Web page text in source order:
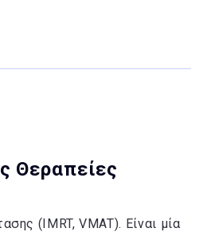
Θεραπείες
(IMRT, VMAT). Είναι μία